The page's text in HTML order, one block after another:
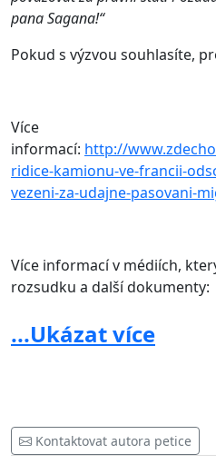
pana Sagana!“
Pokud s výzvou souhlasíte,
Více
informací: http://
ridice-kamionu-ve-francii-
vezeni-za-udajne-pasovani-
Více informací v médiích,
rozsudku a další dokumenty:
https://prima.iprima.cz/
zpravy-cesky-sofer-kamionu-
soud-francie-callais-vezeni-
...Ukázat více
Kontaktovat autora petice